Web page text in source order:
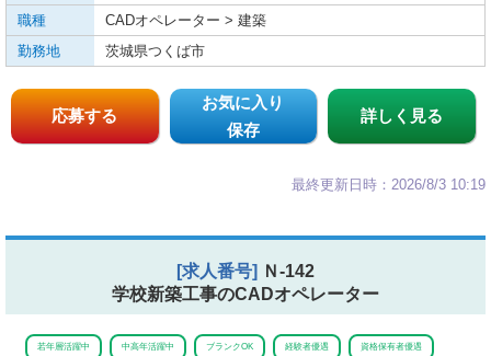
職種
CADオペレーター > 建築
勤務地
茨城県つくば市
応募する
お気に入り
保存
詳しく見る
最終更新日時：2026/8/3 10:19
[求人番号] Ｎ-142
学校新築工事のCADオペレーター
若年層活躍中 中高年活躍中 ブランクOK 経験者優遇 資格保有者優遇